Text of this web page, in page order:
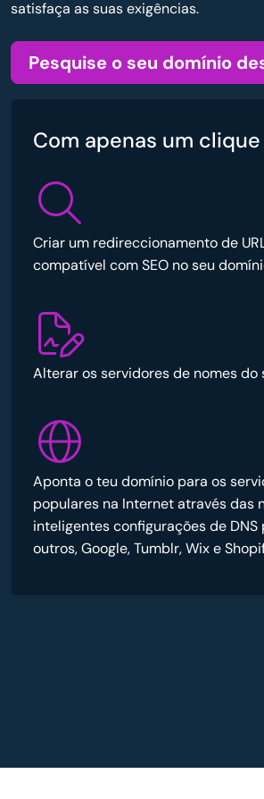
satisfaça as suas exigências.
Pesquise o seu domínio
Com apenas um
Criar um redireccionamento de
compatível com SEO no seu
Alterar os servidores de nomes do
Aponta o teu domínio para os
populares na Internet através das
inteligentes configurações de DNS
outros, Google, Tumblr, Wix e